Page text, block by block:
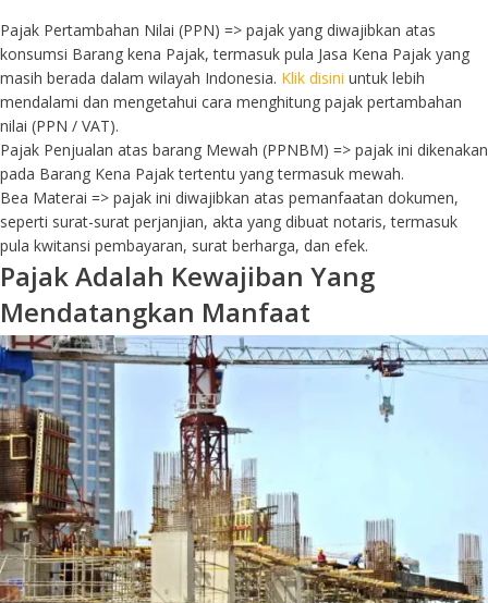
Pajak Pertambahan Nilai (PPN) => pajak yang diwajibkan atas
konsumsi Barang kena Pajak, termasuk pula Jasa Kena Pajak yang
masih berada dalam wilayah Indonesia. Klik disini untuk lebih
mendalami dan mengetahui cara menghitung pajak pertambahan
nilai (PPN / VAT).
Pajak Penjualan atas barang Mewah (PPNBM) => pajak ini dikenakan
pada Barang Kena Pajak tertentu yang termasuk mewah.
Bea Materai => pajak ini diwajibkan atas pemanfaatan dokumen,
seperti surat-surat perjanjian, akta yang dibuat notaris, termasuk
pula kwitansi pembayaran, surat berharga, dan efek.
Pajak Adalah Kewajiban Yang
Mendatangkan Manfaat